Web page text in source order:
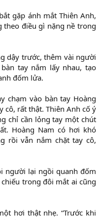
gặp ánh mắt Thiên Anh,
theo điều gì nặng nề trong
dậy trước, thêm vài người
tay nắm lấy nhau, tạo
đốm lửa.
chạm vào bàn tay Hoàng
cô, rất thật. Thiên Anh cố ý
chỉ cần lỏng tay một chút
Hoàng Nam có hơi khó
rồi vẫn nắm chặt tay cô,
người lại ngồi quanh đốm
trong đôi mắt ai cũng
hơi thật nhẹ. “Trước khi